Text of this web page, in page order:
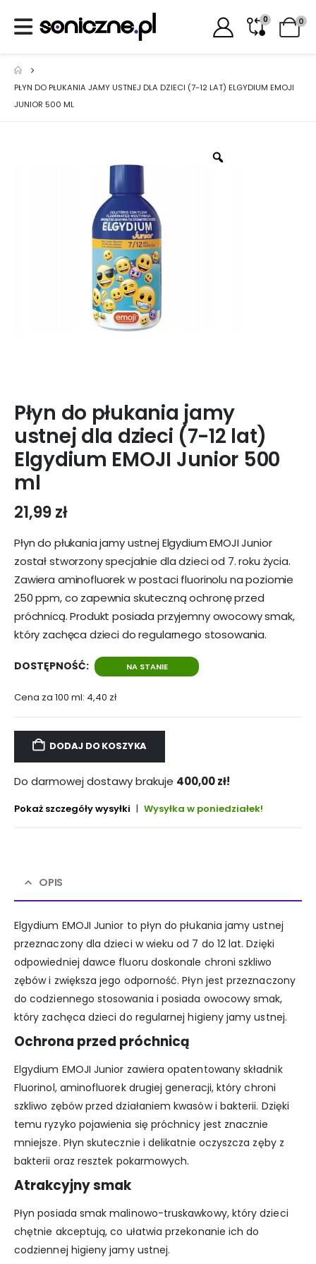
0 0
PŁYN DO PŁUKANIA JAMY USTNEJ DLA DZIECI (7-12 LAT) ELGYDIUM EMOJI
JUNIOR 500 ML
Płyn do płukania jamy
ustnej dla dzieci (7-12 lat)
Elgydium EMOJI Junior 500
ml
21,99zł
Płyn do płukania jamy ustnej Elgydium EMOJI Junior
został stworzony specjalnie dla dzieci od 7. roku życia.
Zawiera aminofluorek w postaci fluorinolu na poziomie
250 ppm, co zapewnia skuteczną ochronę przed
próchnicą. Produkt posiada przyjemny owocowy smak,
który zachęca dzieci do regularnego stosowania.
DOSTĘPNOŚĆ: NA STANIE
Cena za 100 ml: 4,40 zł
DODAJ DO KOSZYKA
Do darmowej dostawy brakuje 400,00zł!
Pokaż szczegóły wysyłki | Wysyłka w poniedziałek!
OPIS
Elgydium EMOJI Junior to płyn do płukania jamy ustnej
przeznaczony dla dzieci w wieku od 7 do 12 lat. Dzięki
odpowiedniej dawce fluoru doskonale chroni szkliwo
zębów i zwiększa jego odporność. Płyn jest przeznaczony
do codziennego stosowania i posiada owocowy smak,
który zachęca dzieci do regularnej higieny jamy ustnej.
Ochrona przed próchnicą
Elgydium EMOJI Junior zawiera opatentowany składnik
Fluorinol, aminofluorek drugiej generacji, który chroni
szkliwo zębów przed działaniem kwasów i bakterii. Dzięki
temu ryzyko pojawienia się próchnicy jest znacznie
mniejsze. Płyn skutecznie i delikatnie oczyszcza zęby z
bakterii oraz resztek pokarmowych.
Atrakcyjny smak
Płyn posiada smak malinowo-truskawkowy, który dzieci
chętnie akceptują, co ułatwia przekonanie ich do
codziennej higieny jamy ustnej.